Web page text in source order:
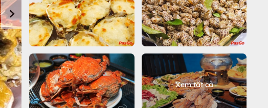
Xem tất cả